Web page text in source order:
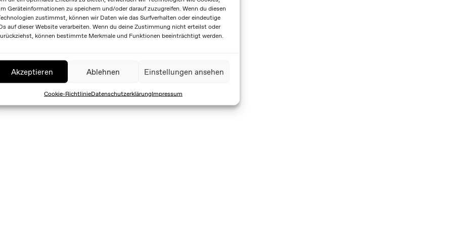
Geräteinformationen zu speichern und/oder darauf zuzugreifen. Wenn du diesen
zustimmst, können wir Daten wie das Surfverhalten oder eindeutige
auf dieser Website verarbeiten. Wenn du deine Zustimmung nicht erteilst oder
können bestimmte Merkmale und Funktionen beeinträchtigt werden.
Akzeptieren Ablehnen Einstellungen ansehen
Cookie-RichtlinieDatenschutzerklärungImpressum